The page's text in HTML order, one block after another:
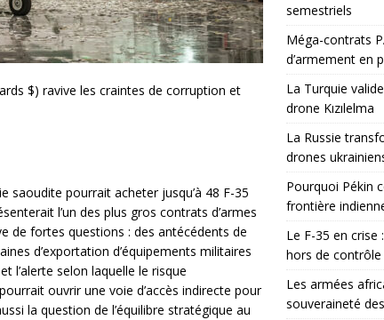
$) ravive les craintes de corruption et
saoudite pourrait acheter jusqu’à 48 F-35
l’un des plus gros contrats d’armes
de fortes questions : des antécédents de
d’exportation d’équipements militaires
l’alerte selon laquelle le risque
pourrait ouvrir une voie d’accès indirecte pour
la question de l’équilibre stratégique au
semestriels
Méga-contrats
d’armement en
La Turquie
drone Kızılelma
La Russie
drones
Pourquoi Pékin
frontière
Le F-35 en
hors de contrôle
Les armées
souveraineté